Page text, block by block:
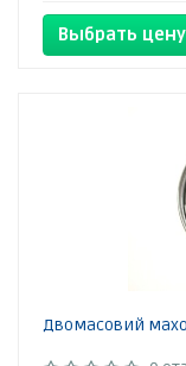
Выбрать цену
Двомасовий